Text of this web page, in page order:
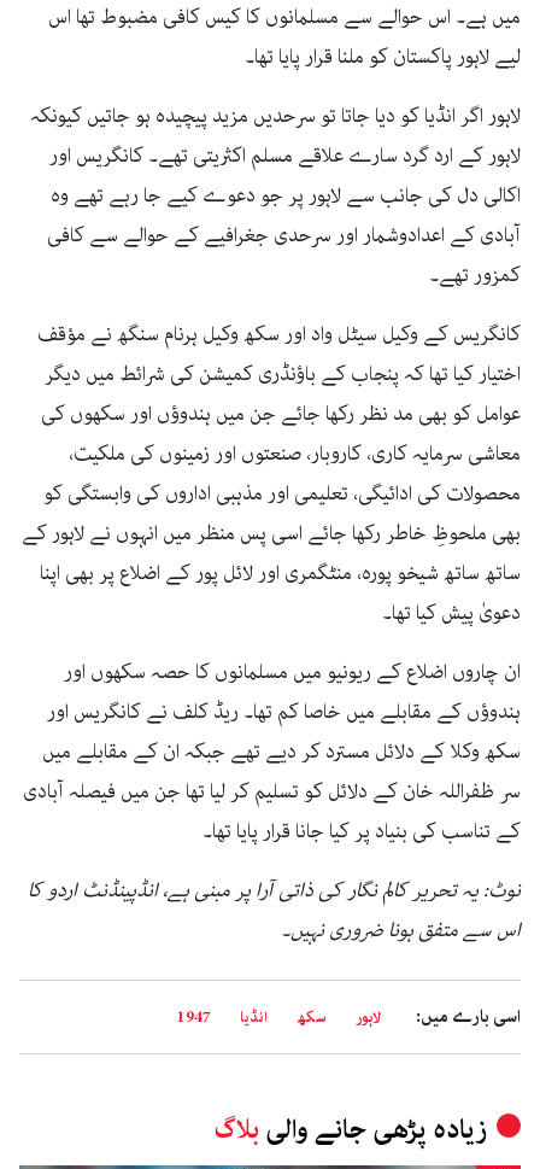
میں ہے۔ اس حوالے سے مسلمانوں کا کیس کافی مضبوط تھا اس
لیے لاہور پاکستان کو ملنا قرار پایا تھا۔
لاہور اگر انڈیا کو دیا جاتا تو سرحدیں مزید پیچیدہ ہو جاتیں کیونکہ
لاہور کے ارد گرد سارے علاقے مسلم اکثریتی تھے۔ کانگریس اور
اکالی دل کی جانب سے لاہور پر جو دعوے کیے جا رہے تھے وہ
آبادی کے اعدادوشمار اور سرحدی جغرافیے کے حوالے سے کافی
کمزور تھے۔
کانگریس کے وکیل سیٹل واد اور سکھ وکیل ہرنام سنگھ نے مؤقف
اختیار کیا تھا کہ پنجاب کے باؤنڈری کمیشن کی شرائط میں دیگر
عوامل کو بھی مد نظر رکھا جائے جن میں ہندوؤں اور سکھوں کی
معاشی سرمایہ کاری، کاروبار، صنعتوں اور زمینوں کی ملکیت،
محصولات کی ادائیگی، تعلیمی اور مذہبی اداروں کی وابستگی کو
بھی ملحوظِ خاطر رکھا جائے اسی پس منظر میں انہوں نے لاہور کے
ساتھ ساتھ شیخو پورہ، منٹگمری اور لائل پور کے اضلاع پر بھی اپنا
دعویٰ پیش کیا تھا۔
ان چاروں اضلاع کے ریونیو میں مسلمانوں کا حصہ سکھوں اور
ہندوؤں کے مقابلے میں خاصا کم تھا۔ ریڈ کلف نے کانگریس اور
سکھ وکلا کے دلائل مسترد کر دیے تھے جبکہ ان کے مقابلے میں
سر ظفراللہ خان کے دلائل کو تسلیم کر لیا تھا جن میں فیصلہ آبادی
کے تناسب کی بنیاد پر کیا جانا قرار پایا تھا۔
نوٹ: یہ تحریر کالم نگار کی ذاتی آرا پر مبنی ہے، انڈپینڈنٹ اردو کا
اس سے متفق ہونا ضروری نہیں۔
اسی بارے میں: لاہور سکھ انڈیا 1947
زیادہ پڑھی جانے والی بلاگ